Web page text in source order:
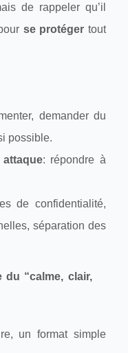
de rappeler qu’il
se protéger tout
demander du
possible.
: répondre à
de confidentialité,
séparation des
du “calme, clair,
un format simple